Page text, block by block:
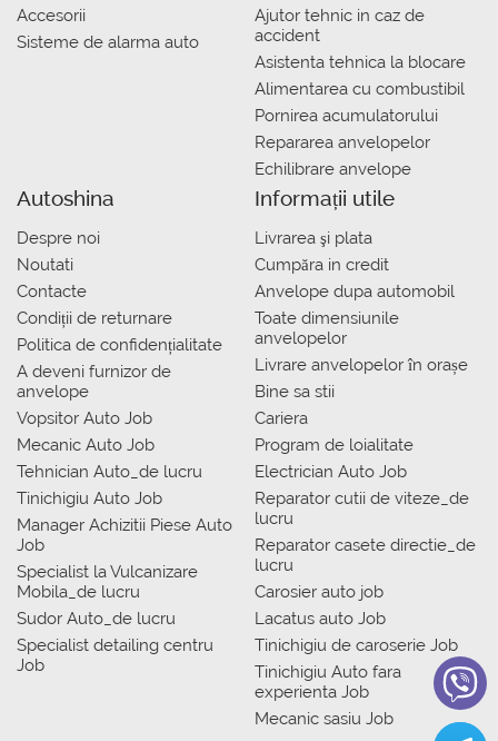
Accesorii
Sisteme de alarma auto
Ajutor tehnic in caz de
accident
Asistenta tehnica la blocare
Alimentarea cu combustibil
Pornirea acumulatorului
Repararea anvelopelor
Echilibrare anvelope
Autoshina
Despre noi
Noutati
Contacte
Condiții de returnare
Politica de confidențialitate
A deveni furnizor de
anvelope
Vopsitor Auto Job
Mecanic Auto Job
Tehnician Auto_de lucru
Tinichigiu Auto Job
Manager Achizitii Piese Auto
Job
Specialist la Vulcanizare
Mobila_de lucru
Sudor Auto_de lucru
Specialist detailing centru
Job
Informații utile
Livrarea şi plata
Сumpăra in credit
Anvelope dupa automobil
Toate dimensiunile
anvelopelor
Livrare anvelopelor în orașe
Bine sa stii
Cariera
Program de loialitate
Electrician Auto Job
Reparator cutii de viteze_de
lucru
Reparator casete directie_de
lucru
Carosier auto job
Lacatus auto Job
Tinichigiu de caroserie Job
Tinichigiu Auto fara
experienta Job
Mecanic sasiu Job